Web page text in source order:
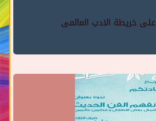
خريطة الادب العالمى